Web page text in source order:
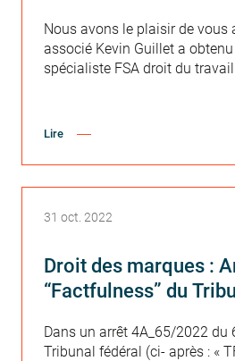
Nous avons le plaisir de vous
associé Kevin Guillet a obtenu
spécialiste FSA droit du
Lire
31 oct. 2022
Droit des marques :
“Factfulness” du
Dans un arrêt 4A_65/2022 du
Tribunal fédéral (ci- après : «